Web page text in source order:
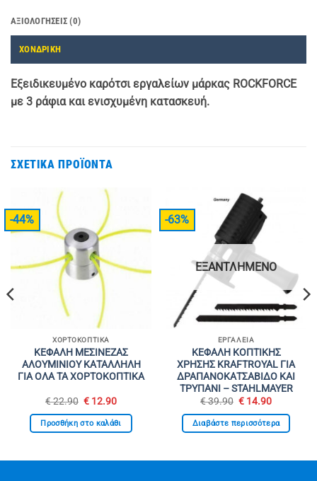
ΑΞΙΟΛΟΓΉΣΕΙΣ (0)
ΧΟΝΔΡΙΚΗ
Εξειδικευμένο καρότσι εργαλείων μάρκας ROCKFORCE
με 3 ράφια και ενισχυμένη κατασκευή.
ΣΧΕΤΙΚΆ ΠΡΟΪΌΝΤΑ
-44%
ΧΟΡΤΟΚΟΠΤΙΚΆ
ΚΕΦΑΛΗ ΜΕΣΙΝΕΖΑΣ
ΑΛΟΥΜΙΝΙΟΥ ΚΑΤΑΛΛΗΛΗ
ΓΙΑ ΟΛΑ ΤΑ ΧΟΡΤΟΚΟΠΤΙΚΑ
€22.90 Original
was:
€ 22.90.
€ 12.90Η
τιμή
είναι:
Προσθήκη στο καλάθι
-63%
ΕΞΑΝΤΛΗΜΈΝΟ
ΕΡΓΑΛΕΊΑ
ΚΕΦΑΛΗ ΚΟΠΤΙΚΗΣ
ΧΡΗΣΗΣ KRAFTROYAL ΓΙΑ
ΔΡΑΠΑΝΟΚΑΤΣΑΒΙΔΟ ΚΑΙ
ΤΡΥΠΑΝΙ – STAHLMAYER
€39.90 Original
was:
€ 39.90.
€ 14.90Η
τιμή
είναι:
Διαβάστε περισσότερα